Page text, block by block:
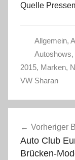
Quelle
Allgemein,
Autoshows,
2015, Marken,
VW Sharan
Vorheriger
Auto Club
Brücken-